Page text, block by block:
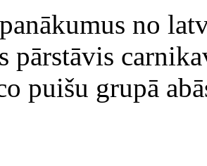
no
pārstāvis
puišu grupā